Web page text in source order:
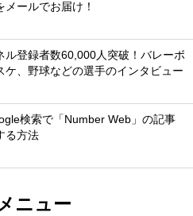
ールでお届け！
ル登録者数60,000人突破！バレーボ
ケ、野球などの選手のインタビュー
検索で「Number Web」の記事
る方法
ニュー